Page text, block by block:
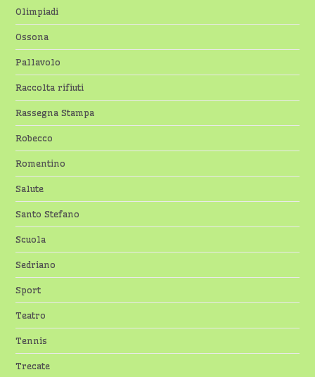
Olimpiadi
Ossona
Pallavolo
Raccolta rifiuti
Rassegna Stampa
Robecco
Romentino
Salute
Santo Stefano
Scuola
Sedriano
Sport
Teatro
Tennis
Trecate